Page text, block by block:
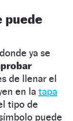
puede
ya se
de llenar el
en la tapa
tipo de
puede